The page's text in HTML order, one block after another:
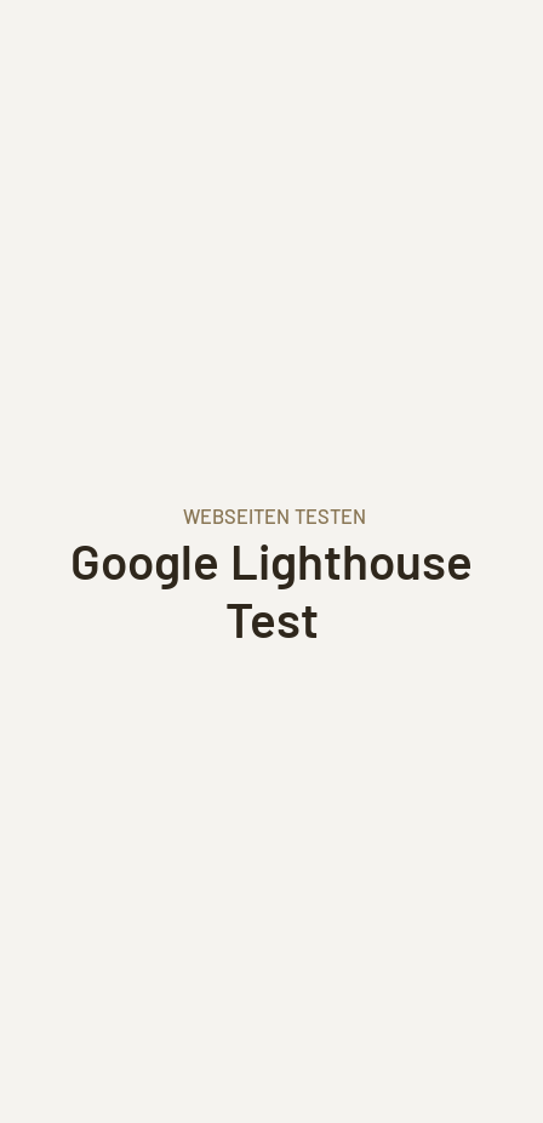
WEBSEITEN TESTEN
Google Lighthouse
Test